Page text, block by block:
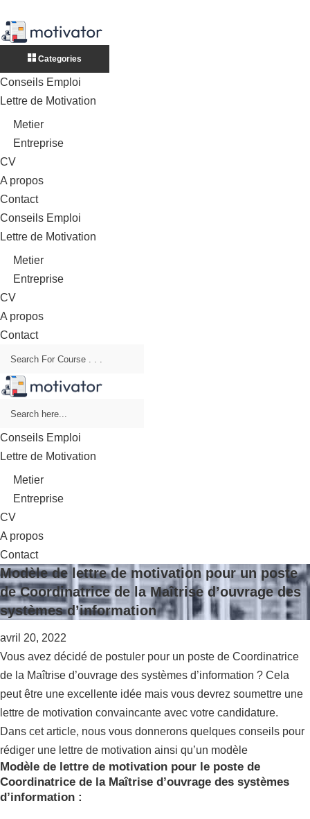
Categories
Conseils Emploi
Lettre de Motivation
Metier
Entreprise
CV
A propos
Contact
Conseils Emploi
Lettre de Motivation
Metier
Entreprise
CV
A propos
Contact
Conseils Emploi
Lettre de Motivation
Metier
Entreprise
CV
A propos
Contact
Modèle de lettre de motivation pour un poste
de Coordinatrice de la Maîtrise d’ouvrage des
systèmes d’information
avril 20, 2022
Vous avez décidé de postuler pour un poste de Coordinatrice
de la Maîtrise d’ouvrage des systèmes d’information ? Cela
peut être une excellente idée mais vous devrez soumettre une
lettre de motivation convaincante avec votre candidature.
Dans cet article, nous vous donnerons quelques conseils pour
rédiger une lettre de motivation ainsi qu’un modèle
Modèle de lettre de motivation pour le poste de
Coordinatrice de la Maîtrise d’ouvrage des systèmes
d’information :